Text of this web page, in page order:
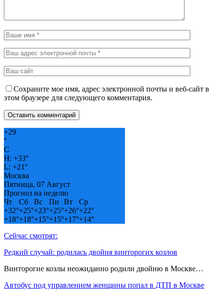
Сохраните мое имя, адрес электронной почты и веб-сайт в
этом браузере для следующего комментария.
+29
°
C
H: +33°
L: +21°
Москва
Пятница, 07 Август
Прогноз на неделю
Чт
Сб Вс Пн Вт
Ср
+32°+25°+23°+25°+26°+22°
+18°+18°+15°+15°+17°+14°
Сейчас смотрят:
Редкий случай: родилась двойня винторогих козлов
Винторогие козлы неожиданно родили двойню в Москве…
Автобус под управлением женщины попал в ДТП в Москве